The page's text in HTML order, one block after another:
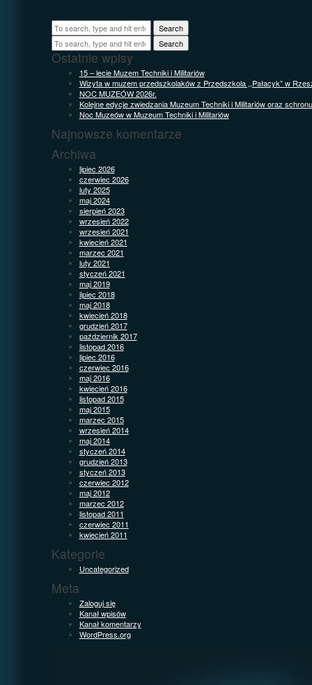
Search
Search
Ostatnie wpisy
15 – lecie Muzem Techniki i Militariów
Wizyta w muzem przedszkolaków z Przedszkola ,,Pałacyk” w
NOC MUZEÓW 2026r.
Kolejne edycje zwiedzania Muzeum Techniki i Militariów oraz
Noc Muzeów w Muzeum Techniki i Militariów
Najnowsze komentarze
Archiwa
lipiec 2026
czerwiec 2026
luty 2025
maj 2024
sierpień 2023
wrzesień 2022
wrzesień 2021
kwiecień 2021
marzec 2021
luty 2021
styczeń 2021
maj 2019
lipiec 2018
maj 2018
kwiecień 2018
grudzień 2017
październik 2017
listopad 2016
lipiec 2016
czerwiec 2016
maj 2016
kwiecień 2016
listopad 2015
maj 2015
marzec 2015
wrzesień 2014
maj 2014
styczeń 2014
grudzień 2013
styczeń 2013
czerwiec 2012
maj 2012
marzec 2012
listopad 2011
czerwiec 2011
kwiecień 2011
Kategorie
Uncategorized
Meta
Zaloguj się
Kanał wpisów
Kanał komentarzy
WordPress.org